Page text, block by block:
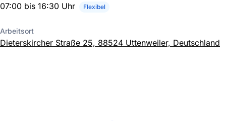
07:00 bis 16:30 Uhr Flexibel
Arbeitsort
Dieterskircher Straße 25, 88524 Uttenweiler, Deutschland